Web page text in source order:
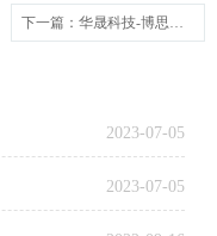
下一篇：华晟科技-博思高道闸
2023-07-05
2023-07-05